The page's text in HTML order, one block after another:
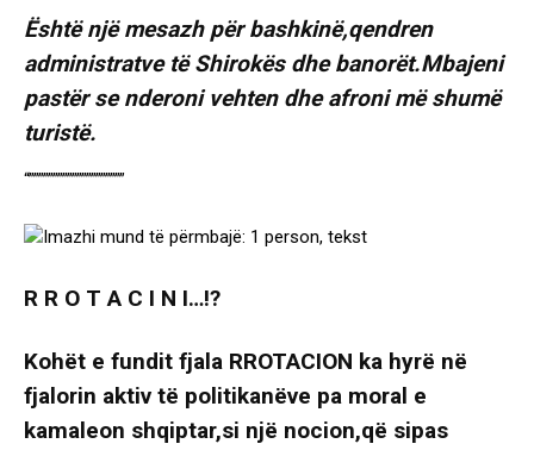
Është një mesazh për bashkinë,qendren
administratve të Shirokës dhe banorët.Mbajeni
pastër se nderoni vehten dhe afroni më shumë
turistë.
“””””””””””””””””””””
R R O T A C I N I…!?
Kohët e fundit fjala RROTACION ka hyrë në
fjalorin aktiv të politikanëve pa moral e
kamaleon shqiptar,si një nocion,që sipas